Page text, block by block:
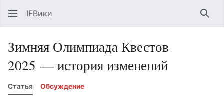
IFВики
Зимняя Олимпиада Квестов
2025 — история изменений
Статья Обсуждение